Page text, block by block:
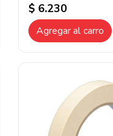
$ 6.230
Agregar al carro